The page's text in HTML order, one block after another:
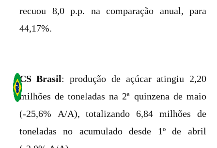
recuou 8,0 p.p. na comparação anual, para
44,17%.
CS Brasil: produção de açúcar atingiu 2,20
milhões de toneladas na 2ª quinzena de maio
(-25,6% A/A), totalizando 6,84 milhões de
toneladas no acumulado desde 1º de abril